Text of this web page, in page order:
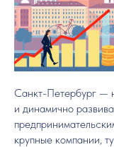
Санкт-Петербург —
и динамично
крупные компании,